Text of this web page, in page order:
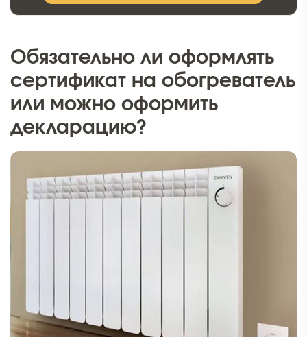
Обязательно ли оформлять
сертификат на обогреватель
или можно оформить
декларацию?